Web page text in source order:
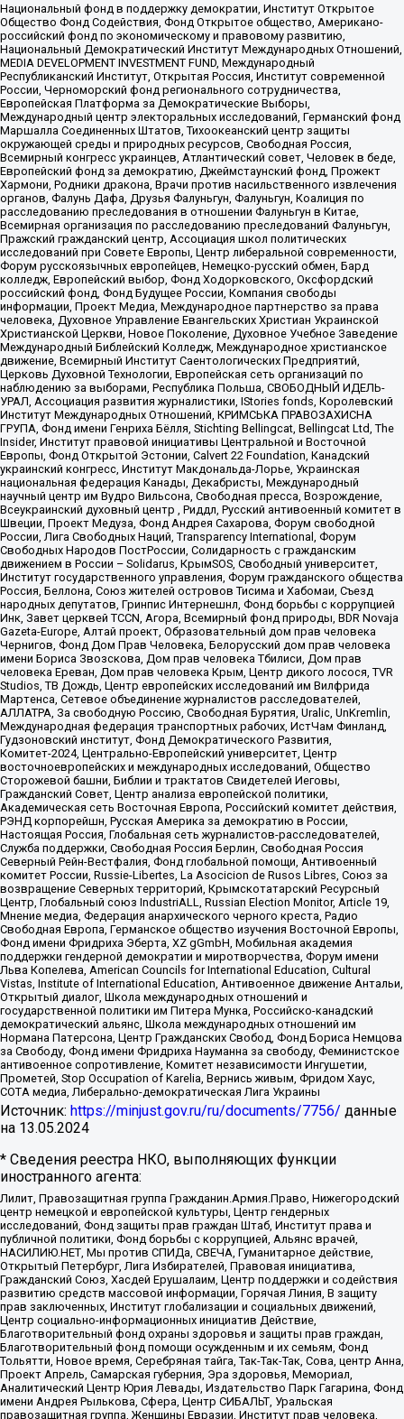
Национальный фонд в поддержку демократии, Институт Открытое
Общество Фонд Содействия, Фонд Открытое общество, Американо-
российский фонд по экономическому и правовому развитию,
Национальный Демократический Институт Международных Отношений,
MEDIA DEVELOPMENT INVESTMENT FUND, Международный
Республиканский Институт, Открытая Россия, Институт современной
России, Черноморский фонд регионального сотрудничества,
Европейская Платформа за Демократические Выборы,
Международный центр электоральных исследований, Германский фонд
Маршалла Соединенных Штатов, Тихоокеанский центр защиты
окружающей среды и природных ресурсов, Свободная Россия,
Всемирный конгресс украинцев, Атлантический совет, Человек в беде,
Европейский фонд за демократию, Джеймстаунский фонд, Прожект
Хармони, Родники дракона, Врачи против насильственного извлечения
органов, Фалунь Дафа, Друзья Фалуньгун, Фалуньгун, Коалиция по
расследованию преследования в отношении Фалуньгун в Китае,
Всемирная организация по расследованию преследований Фалуньгун,
Пражский гражданский центр, Ассоциация школ политических
исследований при Совете Европы, Центр либеральной современности,
Форум русскоязычных европейцев, Немецко-русский обмен, Бард
колледж, Европейский выбор, Фонд Ходорковского, Оксфордский
российский фонд, Фонд Будущее России, Компания свободы
информации, Проект Медиа, Международное партнерство за права
человека, Духовное Управление Евангельских Христиан Украинской
Христианской Церкви, Новое Поколение, Духовное Учебное Заведение
Международный Библейский Колледж, Международное христианское
движение, Всемирный Институт Саентологических Предприятий,
Церковь Духовной Технологии, Европейская сеть организаций по
наблюдению за выборами, Республика Польша, СВОБОДНЫЙ ИДЕЛЬ-
УРАЛ, Ассоциация развития журналистики, IStories fonds, Королевский
Институт Международных Отношений, КРИМСЬКА ПРАВОЗАХИСНА
ГРУПА, Фонд имени Генриха Бёлля, Stichting Bellingcat, Bellingcat Ltd, The
Insider, Институт правовой инициативы Центральной и Восточной
Европы, Фонд Открытой Эстонии, Calvert 22 Foundation, Канадский
украинский конгресс, Институт Макдональда-Лорье, Украинская
национальная федерация Канады, Декабристы, Международный
научный центр им Вудро Вильсона, Свободная пресса, Возрождение,
Всеукраинский духовный центр , Риддл, Русский антивоенный комитет в
Швеции, Проект Медуза, Фонд Андрея Сахарова, Форум свободной
России, Лига Свободных Наций, Transparеncy International, Форум
Свободных Народов ПостРоссии, Солидарность с гражданским
движением в России – Solidarus, КрымSOS, Свободный университет,
Институт государственного управления, Форум гражданского общества
Россия, Беллона, Союз жителей островов Тисима и Хабомаи, Съезд
народных депутатов, Гринпис Интернешнл, Фонд борьбы с коррупцией
Инк, Завет церквей TCCN, Агора, Всемирный фонд природы, BDR Novaja
Gazeta-Europe, Алтай проект, Образовательный дом прав человека
Чернигов, Фонд Дом Прав Человека, Белорусский дом прав человека
имени Бориса Звозскова, Дом прав человека Тбилиси, Дом прав
человека Ереван, Дом прав человека Крым, Центр дикого лосося, TVR
Studios, ТВ Дождь, Центр европейских исследований им Вилфрида
Мартенса, Сетевое объединение журналистов расследователей,
АЛЛАТРА, За свободную Россию, Свободная Бурятия, Uralic, UnKremlin,
Международная федерация транспортных рабочих, ИстЧам Финланд,
Гудзоновский институт, Фонд Демократического Развития,
Комитет-2024, Центрально-Европейский университет, Центр
восточноевропейских и международных исследований, Общество
Сторожевой башни, Библии и трактатов Свидетелей Иеговы,
Гражданский Совет, Центр анализа европейской политики,
Академическая сеть Восточная Европа, Российский комитет действия,
РЭНД корпорейшн, Русская Америка за демократию в России,
Настоящая Россия, Глобальная сеть журналистов-расследователей,
Служба поддержки, Свободная Россия Берлин, Свободная Россия
Северный Рейн-Вестфалия, Фонд глобальной помощи, Антивоенный
комитет России, Russie-Libertes, La Asocicion de Rusos Libres, Союз за
возвращение Северных территорий, Крымскотатарский Ресурсный
Центр, Глобальный союз IndustriALL, Russian Election Monitor, Article 19,
Мнение медиа, Федерация анархического черного креста, Радио
Свободная Европа, Германское общество изучения Восточной Европы,
Фонд имени Фридриха Эберта, XZ gGmbH, Мобильная академия
поддержки гендерной демократии и миротворчества, Форум имени
Льва Копелева, American Councils for International Education, Cultural
Vistas, Institute of International Education, Антивоенное движение Антальи,
Открытый диалог, Школа международных отношений и
государственной политики им Питера Мунка, Российско-канадский
демократический альянс, Школа международных отношений им
Нормана Патерсона, Центр Гражданских Свобод, Фонд Бориса Немцова
за Свободу, Фонд имени Фридриха Науманна за свободу, Феминистское
антивоенное сопротивление, Комитет независимости Ингушетии,
Прометей, Stop Occupation of Karelia, Вернись живым, Фридом Хаус,
СОТА медиа, Либерально-демократическая Лига Украины
Источник: https://minjust.gov.ru/ru/documents/7756/ данные
на 13.05.2024
* Сведения реестра НКО, выполняющих функции
иностранного агента:
Лилит, Правозащитная группа Гражданин.Армия.Право, Нижегородский
центр немецкой и европейской культуры, Центр гендерных
исследований, Фонд защиты прав граждан Штаб, Институт права и
публичной политики, Фонд борьбы с коррупцией, Альянс врачей,
НАСИЛИЮ.НЕТ, Мы против СПИДа, СВЕЧА, Гуманитарное действие,
Открытый Петербург, Лига Избирателей, Правовая инициатива,
Гражданский Союз, Хасдей Ерушалаим, Центр поддержки и содействия
развитию средств массовой информации, Горячая Линия, В защиту
прав заключенных, Институт глобализации и социальных движений,
Центр социально-информационных инициатив Действие,
Благотворительный фонд охраны здоровья и защиты прав граждан,
Благотворительный фонд помощи осужденным и их семьям, Фонд
Тольятти, Новое время, Серебряная тайга, Так-Так-Так, Сова, центр Анна,
Проект Апрель, Самарская губерния, Эра здоровья, Мемориал,
Аналитический Центр Юрия Левады, Издательство Парк Гагарина, Фонд
имени Андрея Рылькова, Сфера, Центр СИБАЛЬТ, Уральская
правозащитная группа, Женщины Евразии, Институт прав человека,